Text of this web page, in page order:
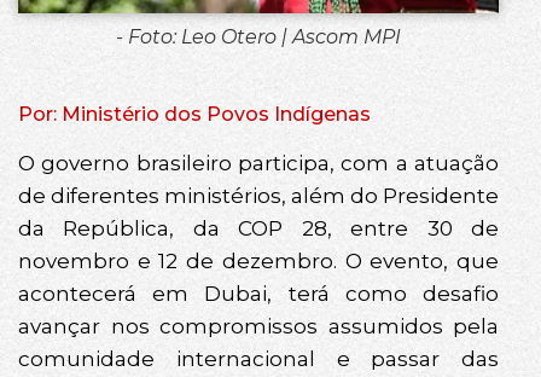
- Foto: Leo Otero | Ascom MPI
Por: Ministério dos Povos Indígenas
O governo brasileiro participa, com a atuação
de diferentes ministérios, além do Presidente
da República, da COP 28, entre 30 de
novembro e 12 de dezembro. O evento, que
acontecerá em Dubai, terá como desafio
avançar nos compromissos assumidos pela
comunidade internacional e passar das